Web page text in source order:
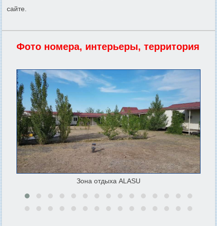
сайте.
Фото номера, интерьеры, территория
Зона отдыха ALASU